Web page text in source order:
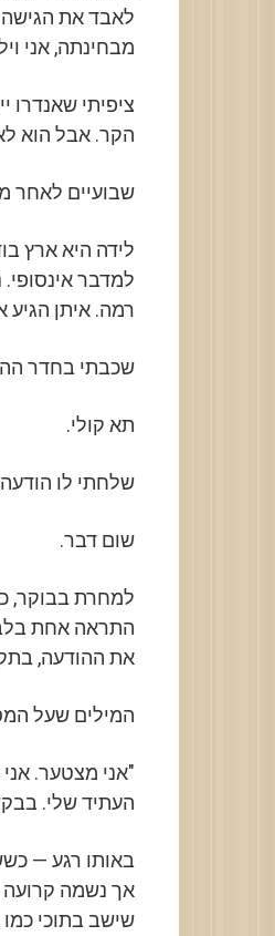
לאבד את הגישה
מבחינתה, אני
ציפיתי שאנדרו
הקר. אבל הוא
שבועיים לאחר
לידה היא ארץ
רמה. איתן הגיע
שכבתי בחדר
תא קולי.
שלחתי לו
שום דבר.
למחרת בבוקר,
התראה אחת
את ההודעה,
המילים שעל
"אני מצטער.
העתיד שלי.
באותו רגע —
אך נשמה קרועה
שישב בתוכי